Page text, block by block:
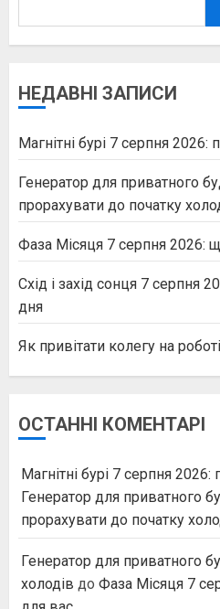
НЕДАВНІ ЗАПИСИ
Магнітні бурі 7 серпня 2026:
Генератор для приватного
прорахувати до початку
Фаза Місяця 7 серпня 2026:
Схід і захід сонця 7 серпня
дня
Як привітати колегу на
ОСТАННІ КОМЕНТАРІ
Магнітні бурі 7 серпня
Генератор для приватного
прорахувати до початку
Генератор для приватного
холодів до Фаза Місяця 7